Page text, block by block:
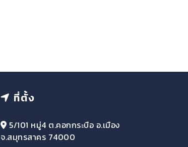
ที่ตั้ง
5/101 หมู่4 ต.คอกกระบือ อ.เมือง
จ.สมุทรสาคร 74000